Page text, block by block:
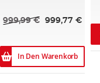
999,99 € 999,77 €
In Den Warenkorb